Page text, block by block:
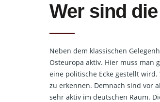
Wer sind
Neben dem klassischen
Osteuropa aktiv. Hier muss man
eine politische Ecke gestellt
zu erkennen. Demnach sind vor
sehr aktiv im deutschen Raum.